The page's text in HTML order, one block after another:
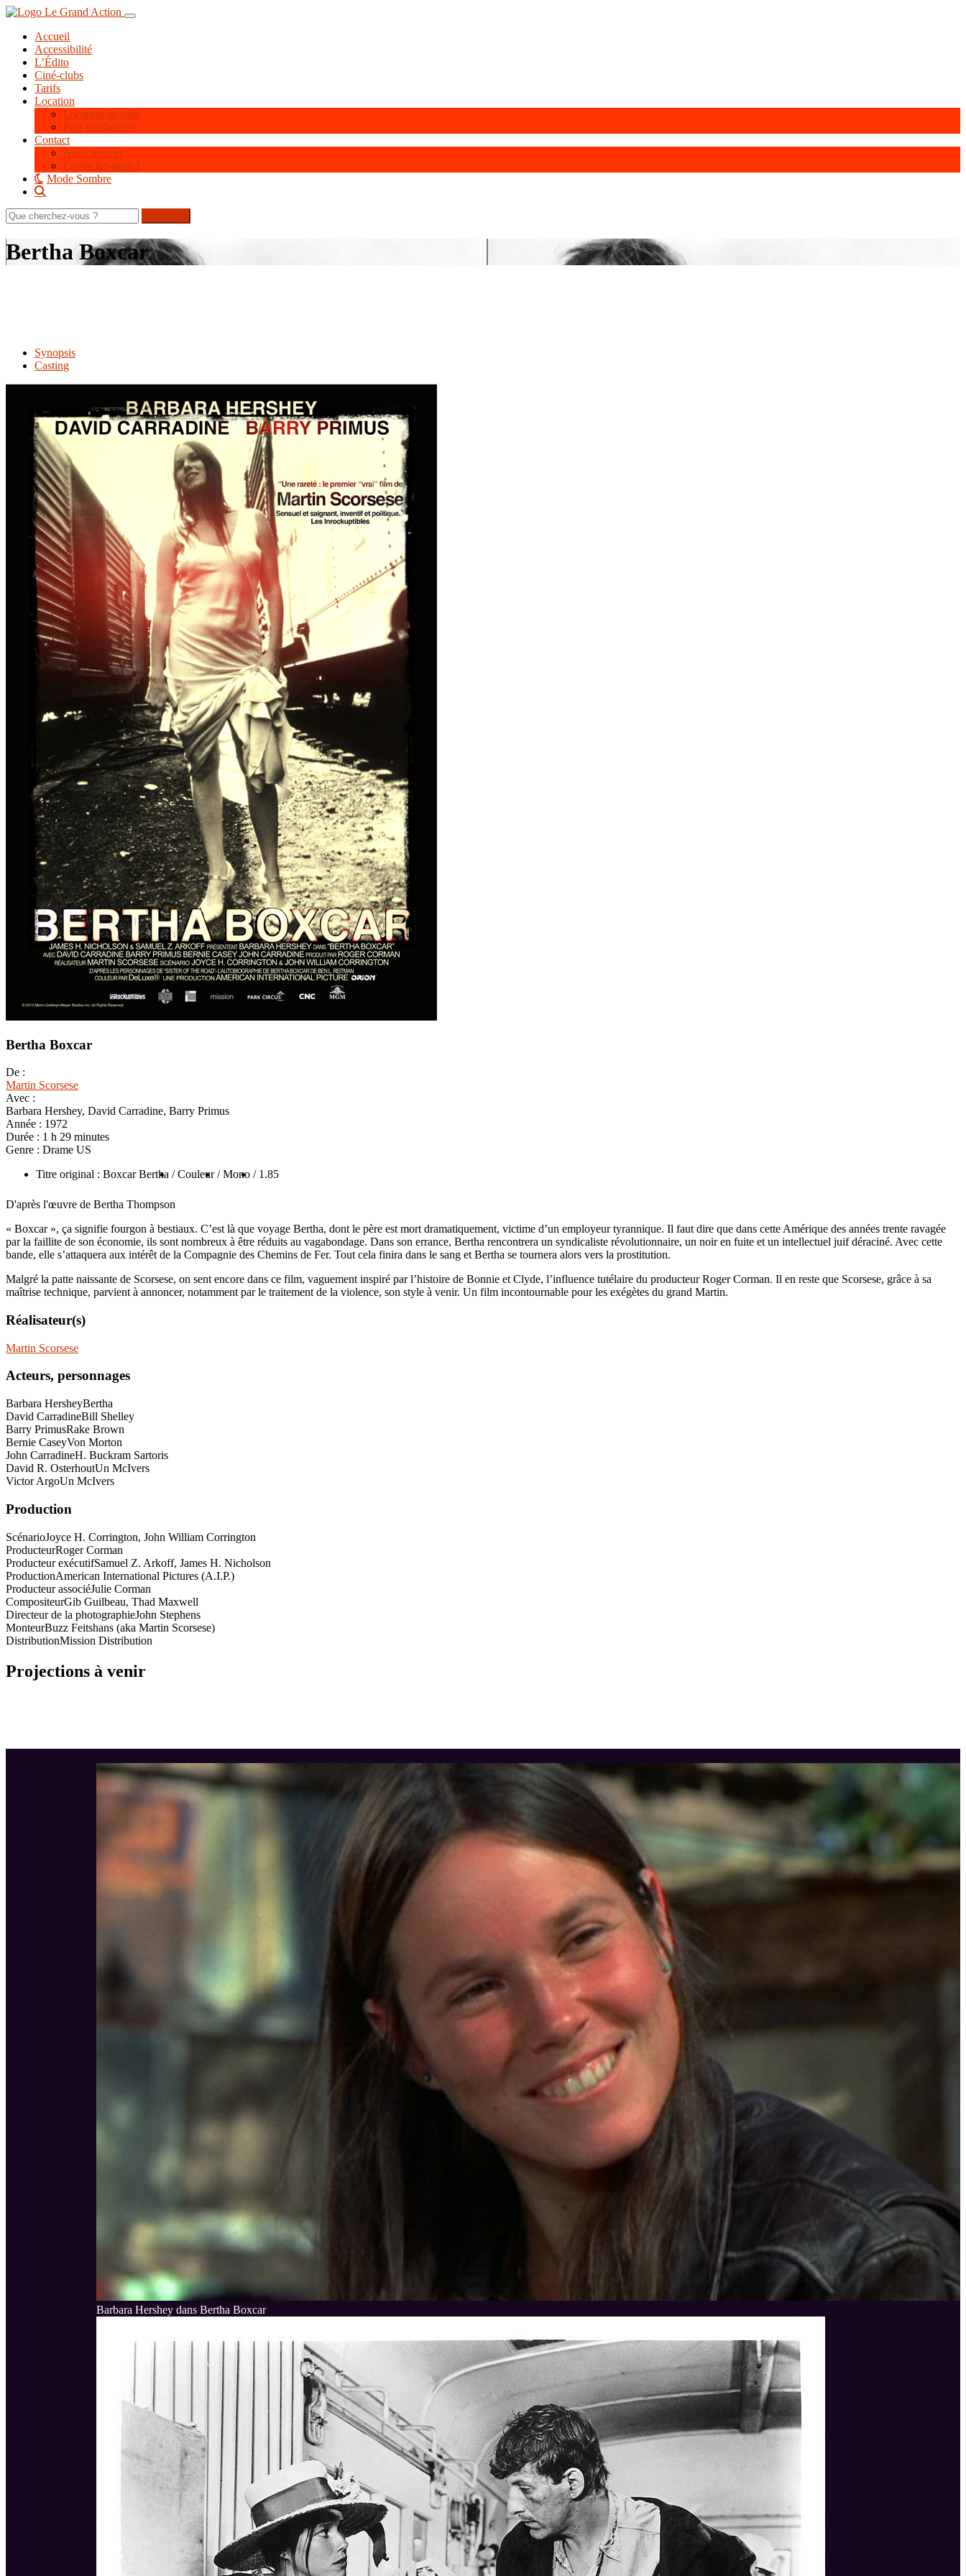
Aller
contenu
principal
Toggle navigation
Accueil
Accessibilité
L’Édito
Ciné-clubs
Tarifs
Location
Location de salle
Post-production
Contact
Nous trouver
Contactez-nous !
Mode Sombre
Rechercher
sur
le
site
Bertha Boxcar
Synopsis
Casting
Bertha Boxcar
De :
Martin Scorsese
Avec :
Barbara Hershey, David Carradine, Barry Primus
Année : 1972
Durée : 1 h 29 minutes
Genre : Drame US
Titre original : Boxcar Bertha / Couleur / Mono / 1.85
D'après l'œuvre de Bertha Thompson
« Boxcar », ça signifie fourgon à bestiaux. C’est là que voyage Bertha, dont le père est mort dramatiquement, victime d’un employeur tyrannique. Il faut dire que dans cette Amérique des années trente ravagée
par la faillite de son économie, ils sont nombreux à être réduits au vagabondage. Dans son errance, Bertha rencontrera un syndicaliste révolutionnaire, un noir en fuite et un intellectuel juif déraciné. Avec cette
bande, elle s’attaquera aux intérêt de la Compagnie des Chemins de Fer. Tout cela finira dans le sang et Bertha se tournera alors vers la prostitution.
Malgré la patte naissante de Scorsese, on sent encore dans ce film, vaguement inspiré par l’histoire de Bonnie et Clyde, l’influence tutélaire du producteur Roger Corman. Il en reste que Scorsese, grâce à sa
maîtrise technique, parvient à annoncer, notamment par le traitement de la violence, son style à venir. Un film incontournable pour les exégètes du grand Martin.
Réalisateur(s)
Martin Scorsese
Acteurs, personnages
Barbara HersheyBertha
David CarradineBill Shelley
Barry PrimusRake Brown
Bernie CaseyVon Morton
John CarradineH. Buckram Sartoris
David R. OsterhoutUn McIvers
Victor ArgoUn McIvers
Production
ScénarioJoyce H. Corrington, John William Corrington
ProducteurRoger Corman
Producteur exécutifSamuel Z. Arkoff, James H. Nicholson
ProductionAmerican International Pictures (A.I.P.)
Producteur associéJulie Corman
CompositeurGib Guilbeau, Thad Maxwell
Directeur de la photographieJohn Stephens
MonteurBuzz Feitshans (aka Martin Scorsese)
DistributionMission Distribution
Projections à venir
Barbara Hershey dans Bertha Boxcar